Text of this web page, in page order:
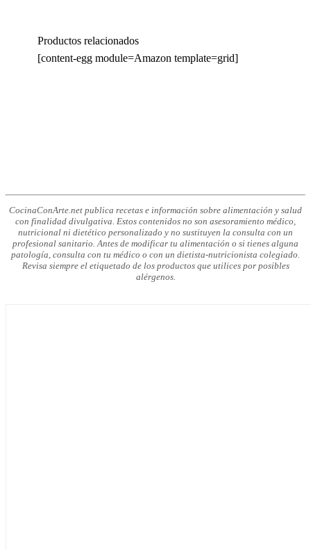
Productos relacionados
[content-egg module=Amazon template=grid]
CocinaConArte.net publica recetas e información sobre alimentación y salud
con finalidad divulgativa. Estos contenidos no son asesoramiento médico,
nutricional ni dietético personalizado y no sustituyen la consulta con un
profesional sanitario. Antes de modificar tu alimentación o si tienes alguna
patología, consulta con tu médico o con un dietista-nutricionista colegiado.
Revisa siempre el etiquetado de los productos que utilices por posibles
alérgenos.